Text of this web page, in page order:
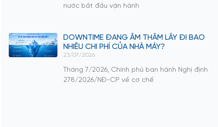
nước bắt đầu vận hành
DOWNTIME ĐANG ÂM THẦM LẤY ĐI BAO
NHIÊU CHI PHÍ CỦA NHÀ MÁY?
23/07/2026
Tháng 7/2026, Chính phủ ban hành Nghị định
278/2026/NĐ-CP về cơ chế